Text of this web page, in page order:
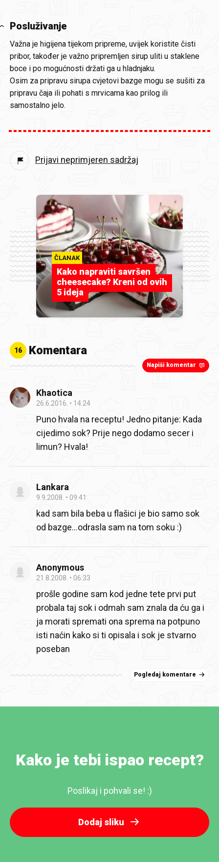
Posluživanje
Važna je higijena tijekom pripreme, uvijek koristite čisti
pribor, također je važno pripremljen sirup uliti u staklene
boce i po mogućnosti držati ga u hladnjaku.
Osim za pripravu sirupa cvjetovi bazge mogu se sušiti za
pripravu čaja ili pohati s mrvicama kao prilog ili
samostalno jelo.
Prijavi neprimjeren sadržaj
ČLANAK
Kako napraviti savršen
cheesecake? Kreni od ovih
5 ideja
16 Komentara
Napiši komentar
Khaotica
26.6.2016. 14:24
Puno hvala na receptu! Jedno pitanje: Kada
cijedimo sok? Prije nego dodamo secer i
limun? Hvala!
Lankara
9.9.2008. 09:41
kad sam bila beba u flašici je bio samo sok
od bazge…odrasla sam na tom soku :)
Anonymous
21.8.2008. 06:33
prošle godine sam kod jedne tete prvi put
probala taj sok i odmah sam znala da ću ga i
ja morati spremati ona sprema na potpuno
isti naćin kako si ti opisala i sok je stvarno
poseban
Pogledaj komentare
Kako je tebi ispao recept?
Poslikaj i pohvali se! :)
Dodaj sliku